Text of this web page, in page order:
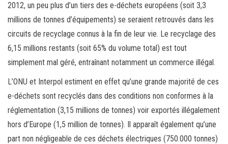
2012, un peu plus d’un tiers des e-déchets européens (soit 3,3
millions de tonnes d’équipements) se seraient retrouvés dans les
circuits de recyclage connus à la fin de leur vie. Le recyclage des
6,15 millions restants (soit 65% du volume total) est tout
simplement mal géré, entraînant notamment un commerce illégal.
L’ONU et Interpol estiment en effet qu’une grande majorité de ces
e-déchets sont recyclés dans des conditions non conformes à la
réglementation (3,15 millions de tonnes) voir exportés illégalement
hors d’Europe (1,5 million de tonnes). Il apparaît également qu’une
part non négligeable de ces déchets électriques (750.000 tonnes)